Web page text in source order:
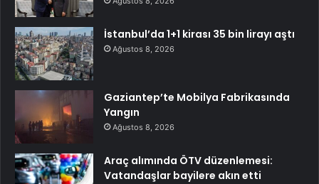
İstanbul’da 1+1 kirası 35 bin lirayı aştı
Ağustos 8, 2026
Gaziantep’te Mobilya Fabrikasında
Yangın
Ağustos 8, 2026
Araç alımında ÖTV düzenlemesi:
Vatandaşlar bayilere akın etti